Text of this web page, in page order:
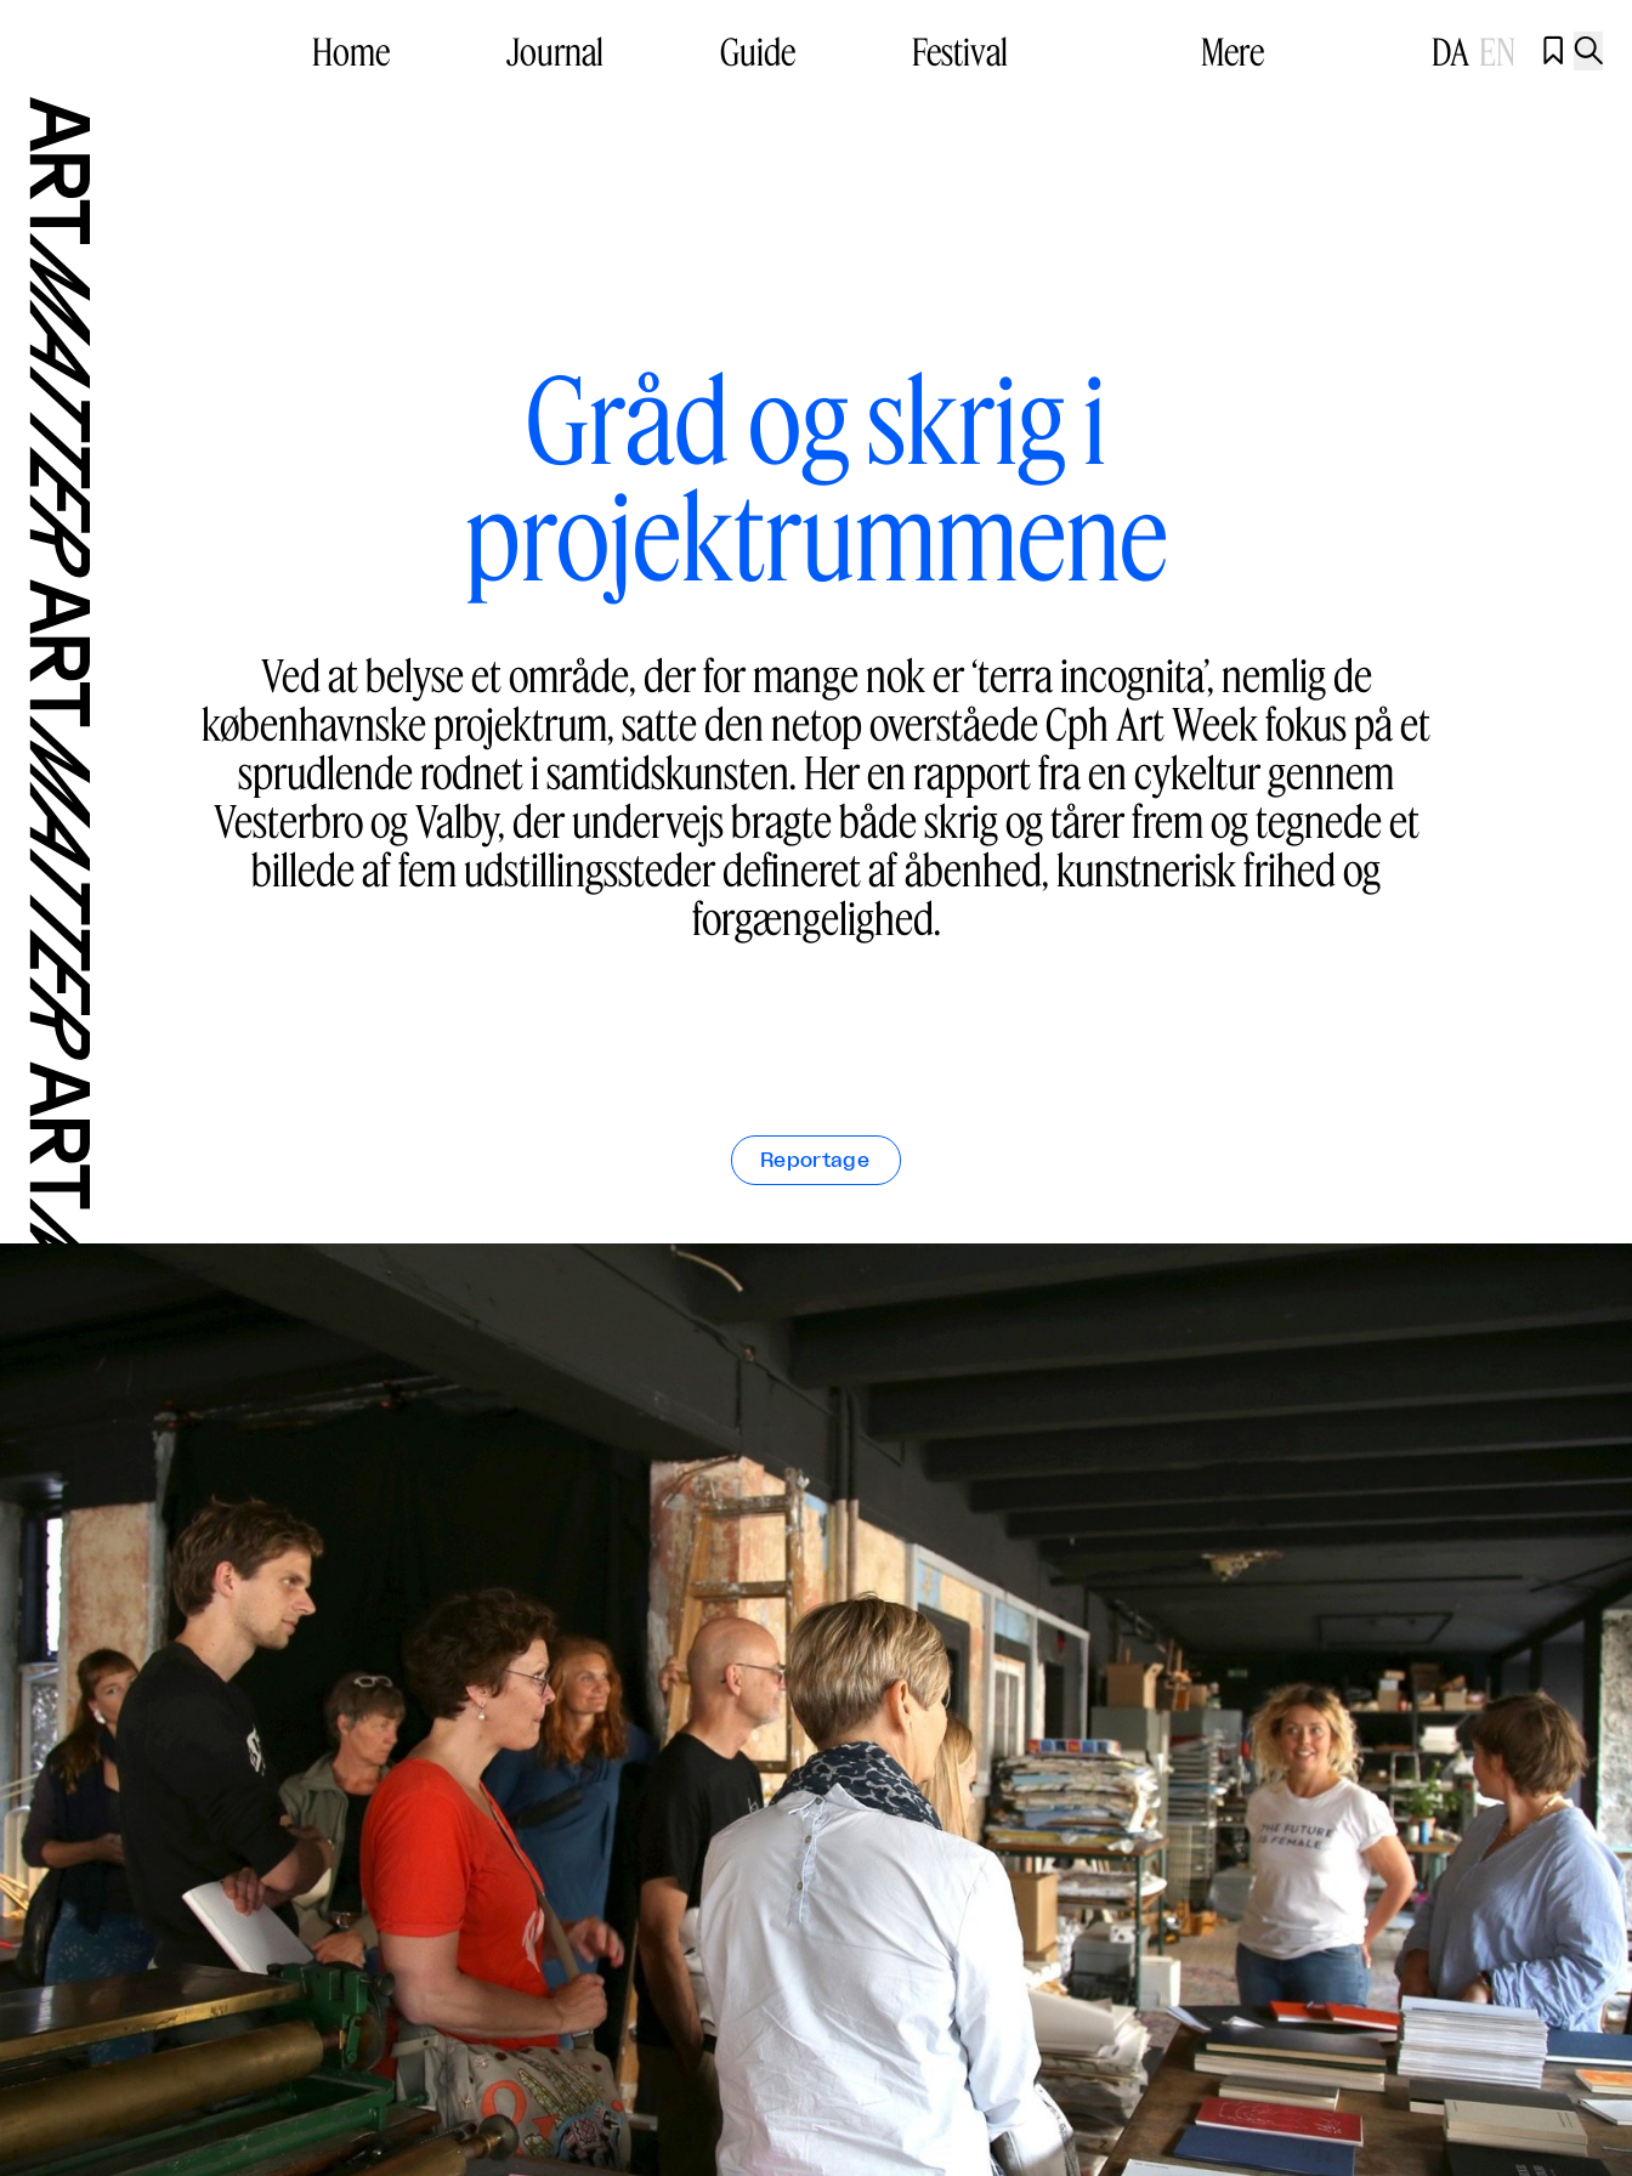
Home Journal Guide Festival Mere DA EN  
Gråd og skrig i
projektrummene
Ved at belyse et område, der for mange nok er ‘terra incognita’, nemlig de
københavnske projektrum, satte den netop overståede Cph Art Week fokus på et
sprudlende rodnet i samtidskunsten. Her en rapport fra en cykeltur gennem
Vesterbro og Valby, der undervejs bragte både skrig og tårer frem og tegnede et
billede af fem udstillingssteder defineret af åbenhed, kunstnerisk frihed og
forgængelighed.
Reportage